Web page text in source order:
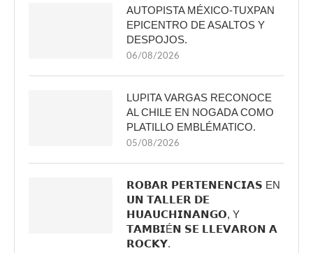
AUTOPISTA MÉXICO-TUXPAN
EPICENTRO DE ASALTOS Y
DESPOJOS.
06/08/2026
LUPITA VARGAS RECONOCE
AL CHILE EN NOGADA COMO
PLATILLO EMBLÉMATICO.
05/08/2026
𝗥𝗢𝗕𝗔𝗥 𝗣𝗘𝗥𝗧𝗘𝗡𝗘𝗡𝗖𝗜𝗔𝗦 EN
𝗨𝗡 𝗧𝗔𝗟𝗟𝗘𝗥 𝗗𝗘
𝗛𝗨𝗔𝗨𝗖𝗛𝗜𝗡𝗔𝗡𝗚𝗢, Y
𝗧𝗔𝗠𝗕𝗜É𝗡 𝗦𝗘 𝗟𝗟𝗘𝗩𝗔𝗥𝗢𝗡 𝗔
𝗥𝗢𝗖𝗞𝗬.